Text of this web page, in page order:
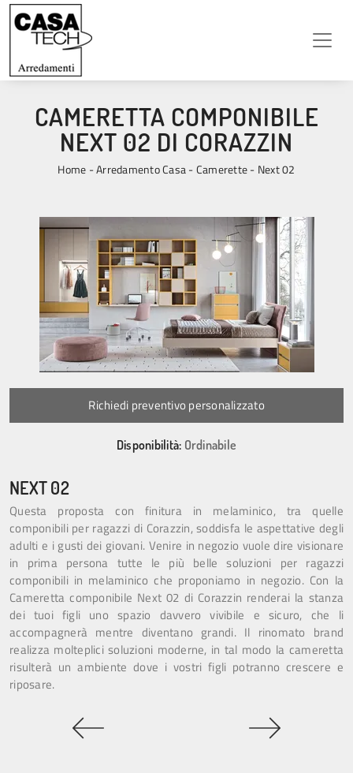
CAMERETTA COMPONIBILE
NEXT 02 DI CORAZZIN
Home -Arredamento Casa-Camerette- Next 02
Richiedi preventivo personalizzato
Disponibilità: Ordinabile
NEXT 02
Questa proposta con finitura in melaminico, tra quelle
componibili per ragazzi di Corazzin, soddisfa le aspettative degli
adulti e i gusti dei giovani. Venire in negozio vuole dire visionare
in prima persona tutte le più belle soluzioni per ragazzi
componibili in melaminico che proponiamo in negozio. Con la
Cameretta componibile Next 02 di Corazzin renderai la stanza
dei tuoi figli uno spazio davvero vivibile e sicuro, che li
accompagnerà mentre diventano grandi. Il rinomato brand
realizza molteplici soluzioni moderne, in tal modo la cameretta
risulterà un ambiente dove i vostri figli potranno crescere e
riposare.